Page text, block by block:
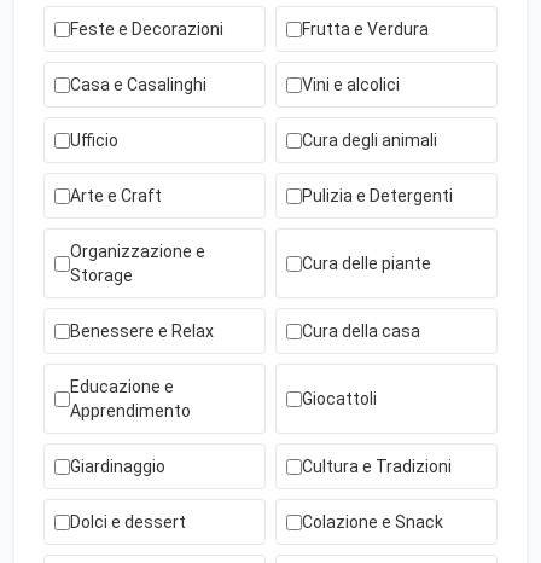
Feste e Decorazioni Frutta e Verdura
Casa e Casalinghi Vini e alcolici
Ufficio Cura degli animali
Arte e Craft Pulizia e Detergenti
Organizzazione e
Storage
Cura delle piante
Benessere e Relax Cura della casa
Educazione e
Apprendimento
Giocattoli
Giardinaggio Cultura e Tradizioni
Dolci e dessert Colazione e Snack